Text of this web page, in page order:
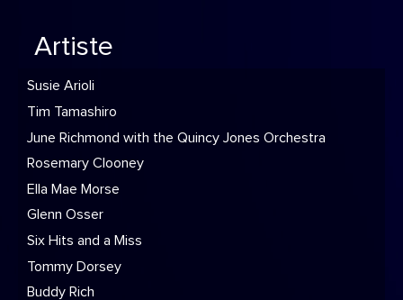
Artiste
Susie Arioli
Tim Tamashiro
June Richmond with the Quincy Jones Orchestra
Rosemary Clooney
Ella Mae Morse
Glenn Osser
Six Hits and a Miss
Tommy Dorsey
Buddy Rich